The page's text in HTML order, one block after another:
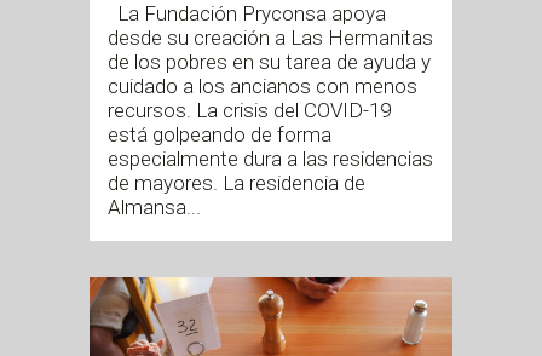
La Fundación Pryconsa apoya
desde su creación a Las Hermanitas
de los pobres en su tarea de ayuda y
cuidado a los ancianos con menos
recursos. La crisis del COVID-19
está golpeando de forma
especialmente dura a las residencias
de mayores. La residencia de
Almansa...